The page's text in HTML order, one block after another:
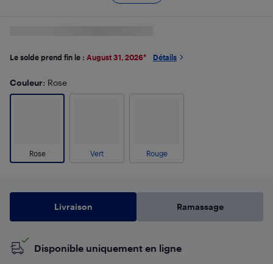
Le solde prend fin le : August 31, 2026* Détails
Couleur: Rose
Rose Vert Rouge
Livraison Ramassage
Disponible uniquement en ligne